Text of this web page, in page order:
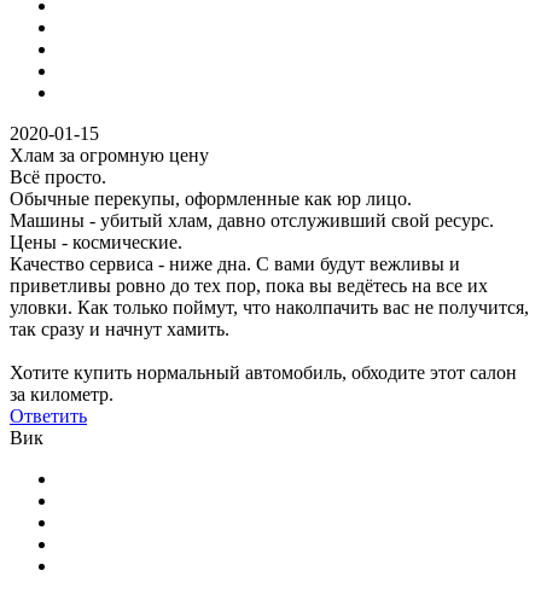
2020-01-15
Хлам за огромную цену
Всё просто.
Обычные перекупы, оформленные как юр лицо.
Машины - убитый хлам, давно отслуживший свой ресурс.
Цены - космические.
Качество сервиса - ниже дна. С вами будут вежливы и
приветливы ровно до тех пор, пока вы ведётесь на все их
уловки. Как только поймут, что наколпачить вас не получится,
так сразу и начнут хамить.
Хотите купить нормальный автомобиль, обходите этот салон
за километр.
Ответить
Вик